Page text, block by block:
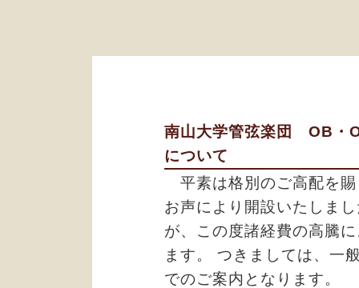
南山大学管弦楽団 OB・
について
平素は格別のご高配を
お声により開設いたしま
が、この度諸経費の高騰
ます。 つきましては、一
でのご案内となります。